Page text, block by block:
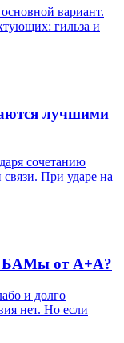
вариант.
гильза и
лучшими
сочетанию
При ударе на
БАМы от А+А?
и долго
нет. Но если